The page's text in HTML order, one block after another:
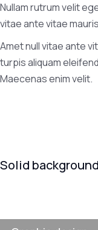
Nullam rutrum velit
vitae ante vitae
Amet null vitae ante
turpis aliquam
Maecenas enim velit.
Solid